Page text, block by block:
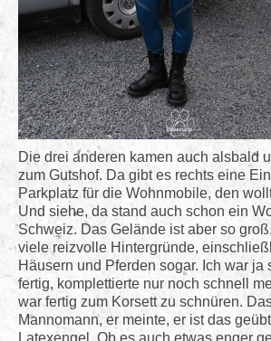
Die drei anderen kamen auch alsbald
zum Gutshof. Da gibt es rechts eine
Parkplatz für die Wohnmobile, den
Und siehe, da stand auch schon ein
Schweiz. Das Gelände ist aber so
viele reizvolle Hintergründe,
Häusern und Pferden sogar. Ich war ja
fertig, komplettierte nur noch schnell
war fertig zum Korsett zu schnüren.
Mannomann, er meinte, er ist das
Latexengel. Ob es auch etwas enger